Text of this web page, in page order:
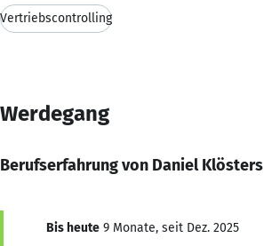
Vertriebscontrolling
Werdegang
Berufserfahrung von Daniel Klösters
Bis heute 9 Monate, seit Dez. 2025